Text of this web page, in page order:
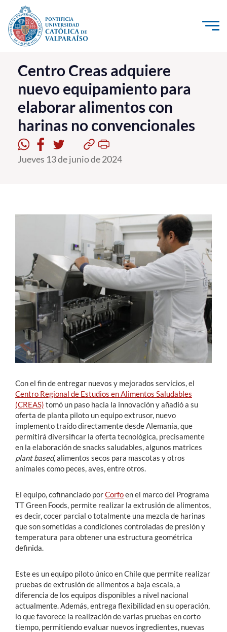
Click acá para ir directamente al contenido
La Universidad
Investigación, Creación e Innovación
PUCV Internacional
Vinculación con el Medio
Admisión
Estudiantes
Académicos
Funcionarios
Alumni
English
Centro Creas adquiere
nuevo equipamiento para
elaborar alimentos con
harinas no convencionales
Jueves 13 de junio de 2024
Con el fin de entregar nuevos y mejorados servicios, el
Centro Regional de Estudios en Alimentos Saludables
(CREAS) tomó un paso hacia la innovación y añadió a su
oferta de planta piloto un equipo extrusor, nuevo
implemento traído directamente desde Alemania, que
permitirá diversificar la oferta tecnológica, precisamente
en la elaboración de snacks saludables, algunos matrices
plant based, alimentos secos para mascotas y otros
animales como peces, aves, entre otros.
El equipo, cofinanciado porCorfoen el marco del Programa
TT Green Foods, permite realizar la extrusión de alimentos,
es decir, cocer parcial o totalmente una mezcla de harinas
que son sometidas a condiciones controladas de presión y
temperatura para obtener una estructura geométrica
definida.
Este es un equipo piloto único en Chile que permite realizar
pruebas de extrusión de alimentos a baja escala, a
diferencia de los equipos disponibles a nivel nacional
actualmente. Además, entrega flexibilidad en su operación,
lo que favorece la realización de varias pruebas en corto
tiempo, permitiendo evaluar nuevos ingredientes, nuevas